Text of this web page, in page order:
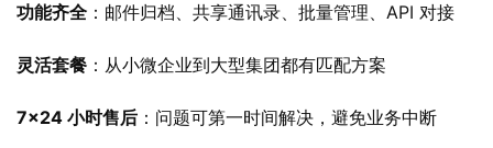
功能齐全 ：邮件归档、共享通讯录、批量管理、API 对接
灵活套餐 ：从小微企业到大型集团都有匹配方案
7×24 小时售后 ：问题可第一时间解决，避免业务中断